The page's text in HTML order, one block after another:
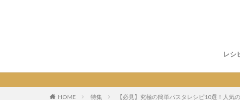
レシ
HOME 特集 【必見】究極の簡単パスタレシピ10選！人気